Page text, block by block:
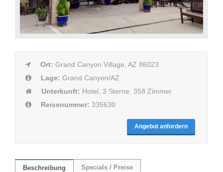
Ort: Grand Canyon Village, AZ 86023
Lage: Grand Canyon/AZ
Unterkunft: Hotel, 3 Sterne, 358 Zimmer
Reisenummer: 335630
Angebot anfordern
Beschreibung Specials / Preise